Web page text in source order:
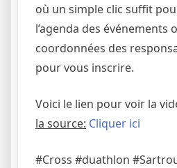
où un simple clic suffit
l’agenda des événements
coordonnées des
pour vous inscrire.
Voici le lien pour voir la
la source: Cliquer ici
#Cross #duathlon